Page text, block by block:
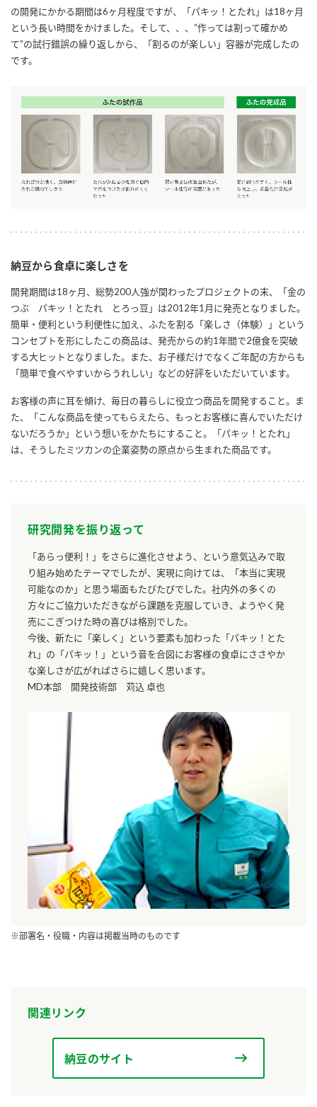
の開発にかかる期間は6ヶ月程度ですが、「パキッ！とたれ」は18ヶ月
という長い時間をかけました。そして、、、“作っては割って確かめ
て”の試行錯誤の繰り返しから、「割るのが楽しい」容器が完成したの
です。
納豆から食卓に楽しさを
開発期間は18ヶ月、総勢200人強が関わったプロジェクトの末、「金の
つぶ パキッ！とたれ とろっ豆」は2012年1月に発売となりました。
簡単・便利という利便性に加え、ふたを割る「楽しさ（体験）」という
コンセプトを形にしたこの商品は、発売からの約1年間で2億食を突破
する大ヒットとなりました。また、お子様だけでなくご年配の方からも
「簡単で食べやすいからうれしい」などの好評をいただいています。
お客様の声に耳を傾け、毎日の暮らしに役立つ商品を開発すること。ま
た、「こんな商品を使ってもらえたら、もっとお客様に喜んでいただけ
ないだろうか」という想いをかたちにすること。「パキッ！とたれ」
は、そうしたミツカンの企業姿勢の原点から生まれた商品です。
研究開発を振り返って
「あらっ便利！」をさらに進化させよう、という意気込みで取
り組み始めたテーマでしたが、実現に向けては、「本当に実現
可能なのか」と思う場面もたびたびでした。社内外の多くの
方々にご協力いただきながら課題を克服していき、ようやく発
売にこぎつけた時の喜びは格別でした。
今後、新たに「楽しく」という要素も加わった「パキッ！とた
れ」の「パキッ！」という音を合図にお客様の食卓にささやか
な楽しさが広がればさらに嬉しく思います。
MD本部 開発技術部 苅込 卓也
※部署名・役職・内容は掲載当時のものです
関連リンク
納豆のサイト